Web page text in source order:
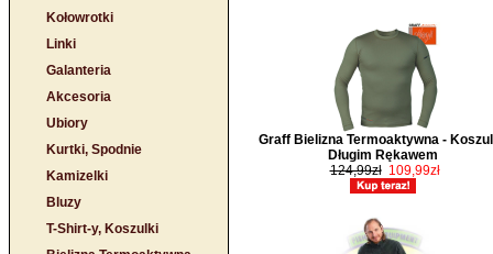
Kołowrotki
Linki
Galanteria
Akcesoria
Ubiory
Kurtki, Spodnie
Kamizelki
Bluzy
T-Shirt-y, Koszulki
Graff Bielizna Termoaktywna -
Długim Rękawem
124,99zł 109,99zł